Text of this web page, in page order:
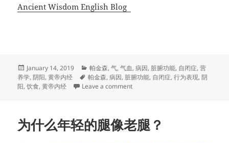
Ancient Wisdom English Blog
Posted
on
January 14, 2019 Categories
帕金森,气,气血,病因, 脏腑功能, 自闭症,营
养学, 阴阳,黄帝内经 Tags
帕金森,病因, 脏腑功能, 自闭症,行为表现, 阴
阳,饮食,黄帝内经 Leave a commenton 继续驾驶汽车，以免它停止？
为什么年轻的腿像老腿？